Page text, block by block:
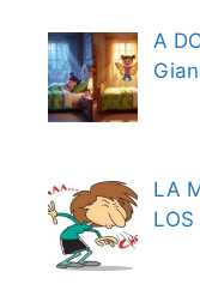
A
LA
LOS